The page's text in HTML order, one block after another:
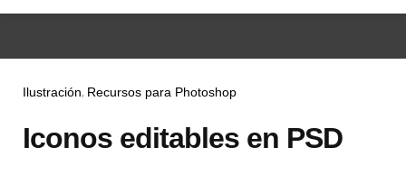
Ilustración Recursos para Photoshop
Iconos editables en PSD